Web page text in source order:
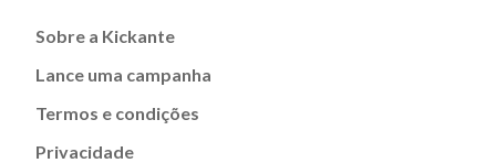
Sobre a Kickante
Lance uma campanha
Termos e condições
Privacidade